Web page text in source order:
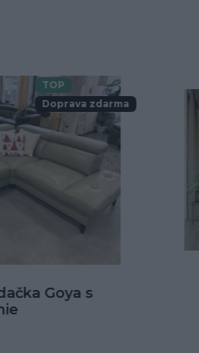
TOP
Doprava zdarma
v tvare